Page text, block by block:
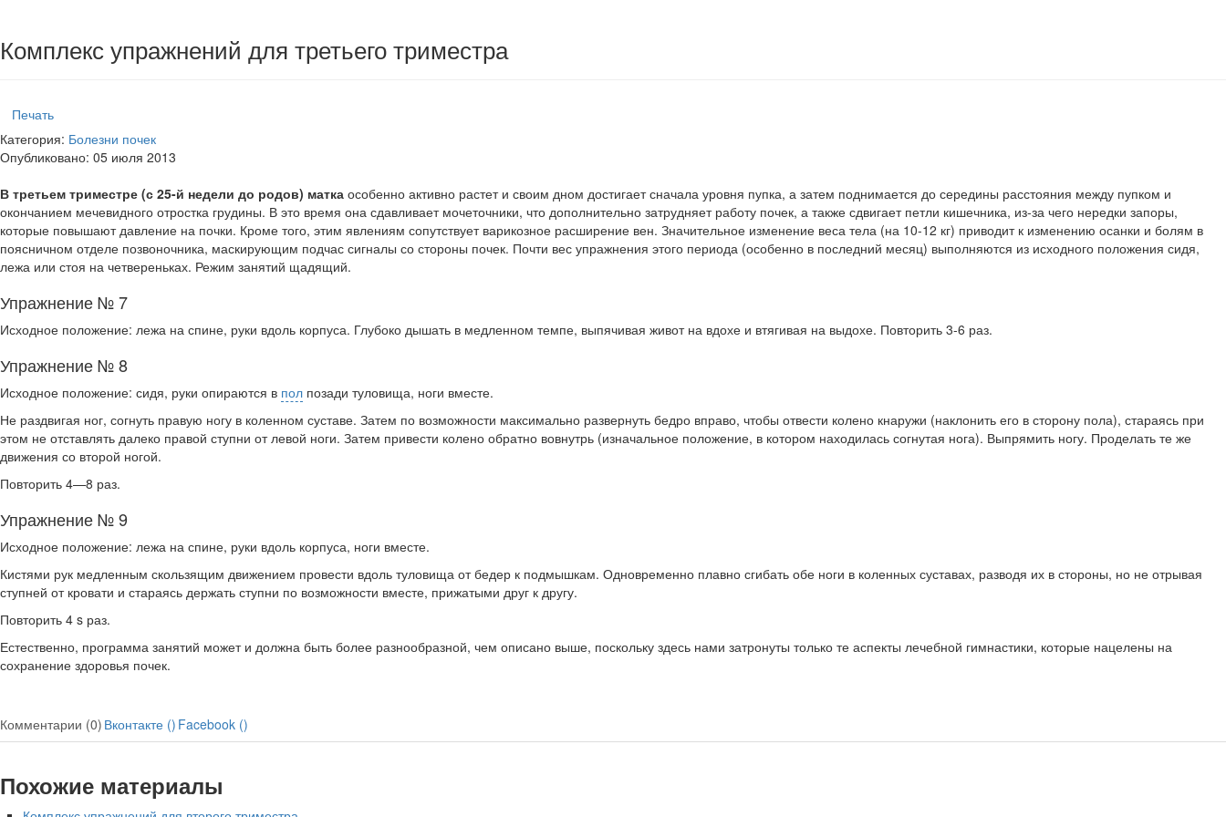
Комплекс упражнений для третьего триместра
Печать
Категория: Болезни почек
Опубликовано: 05 июля 2013
В третьем триместре (с 25-й недели до родов) матка осо­бенно активно растет и своим дном достигает сначала уров­ня пупка, а затем поднимается до середины расстояния меж­ду пупком и
окончанием мечевидного отростка грудины. В это время она сдавливает мочеточники, что дополнитель­но затрудняет работу почек, а также сдвигает петли кишеч­ника, из-за чего нередки запоры,
которые повышают давле­ние на почки. Кроме того, этим явлениям сопутствует вари­козное расширение вен. Значительное изменение веса тела (на 10-12 кг) приводит к изменению осанки и болям в
пояс­ничном отделе позвоночника, маскирующим подчас сигна­лы со стороны почек. Почти вес упражнения этого периода (особенно в последний месяц) выполняются из исходного положения сидя,
лежа или стоя на четвереньках. Режим за­нятий щадящий.
Упражнение № 7
Исходное положение: лежа на спине, руки вдоль корпуса. Глубоко дышать в медленном темпе, выпячивая живот на вдохе и втягивая на выдохе. Повторить 3-6 раз.
Упражнение № 8
Исходное положение: сидя, руки опираются в пол позади туловища, ноги вместе.
Не раздвигая ног, согнуть правую ногу в коленном суста­ве. Затем по возможности максимально развернуть бедро вправо, чтобы отвести колено кнаружи (наклонить его в сто­рону пола), стараясь при
этом не отставлять далеко правой ступни от левой ноги. Затем привести колено обратно во­внутрь (изначальное положение, в котором находилась со­гнутая нога). Выпрямить ногу. Проделать те же
движения со второй ногой.
Повторить 4—8 раз.
Упражнение № 9
Исходное положение: лежа на спине, руки вдоль корпуса, ноги вместе.
Кистями рук медленным скользящим движением прове­сти вдоль туловища от бедер к подмышкам. Одновременно плавно сгибать обе ноги в коленных суставах, разводя их в стороны, но не отрывая
ступней от кровати и стараясь дер­жать ступни по возможности вместе, прижатыми друг к другу.
Повторить 4 s раз.
Естественно, программа занятий может и должна быть более разнообразной, чем описано выше, поскольку здесь нами затронуты только те аспекты лечебной гимнастики, ко­торые нацелены на
сохранение здоровья почек.
Комментарии (0) Вконтакте () Facebook ()
Похожие материалы